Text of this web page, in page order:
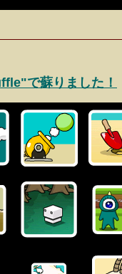
で蘇りました！